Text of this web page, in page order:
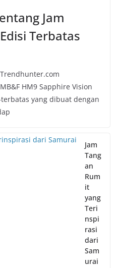
Jam
Terbatas
HM9 Sapphire Vision
yang dibuat dengan
Jam
Tang
an
Rum
it
yang
Teri
nspi
rasi
dari
Sam
urai